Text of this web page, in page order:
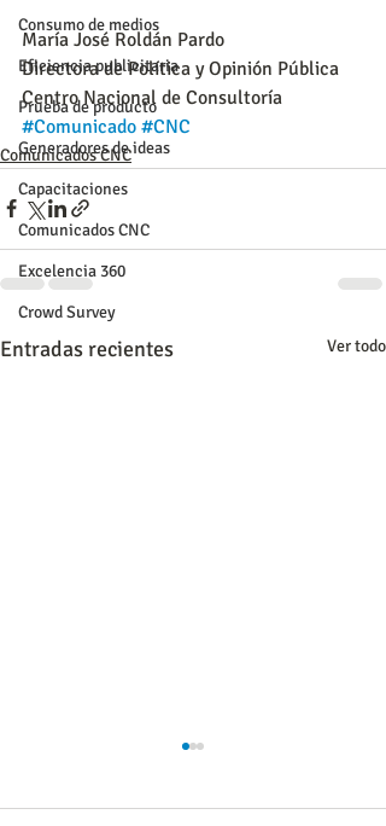
Consumo de medios
Eficiencia publicitaria
Prueba de producto
Generadores de ideas
Capacitaciones
Comunicados CNC
Excelencia 360
Crowd Survey
María José Roldán Pardo
Directora de Política y Opinión Pública
Centro Nacional de Consultoría
#Comunicado #CNC
Comunicados CNC
Entradas recientes Ver todo